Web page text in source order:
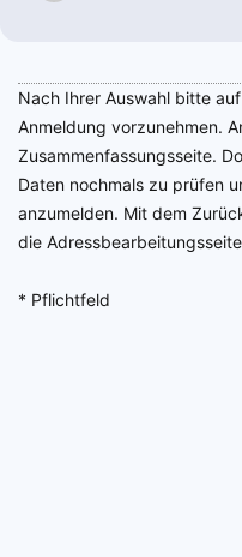
Nach Ihrer Auswahl bitte
Anmeldung vorzunehmen.
Zusammenfassungsseite.
Daten nochmals zu prüfen
anzumelden. Mit dem
die
* Pflichtfeld